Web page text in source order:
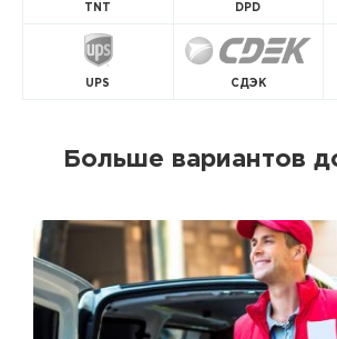
TNT DPD
UPS СДЭК
Больше вариантов